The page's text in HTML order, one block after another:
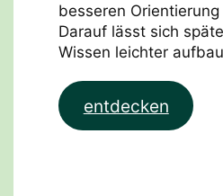
besseren
Darauf lässt sich
Wissen leichter
entdecken